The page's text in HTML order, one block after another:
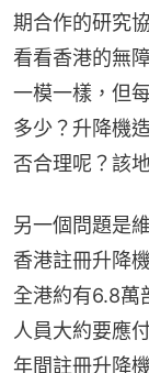
期合作的研究
看看香港的無
一模一樣，但
多少？升降機
否合理呢？該
另一個問題是
香港註冊升降
全港約有6.8萬
人員大約要應
年間註冊升降